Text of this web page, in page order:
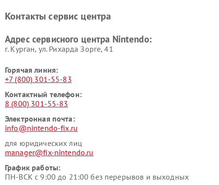
Контакты сервис центра
Адрес сервисного центра Nintendo:
г. Курган, ул. Рихарда Зорге, 41
Горячая линия:
+7 (800) 301-55-83
Контактный телефон:
8 (800) 301-55-83
Электронная почта:
info@nintendo-fix.ru
для юридических лиц
manager@fix-nintendo.ru
График работы:
ПН-ВСК с 9:00 до 21:00 без перерывов и выходных